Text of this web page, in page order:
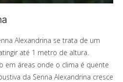
Alexandrina se trata de um
até 1 metro de altura.
em áreas onde o clima é quente
da Senna Alexandrina cresce